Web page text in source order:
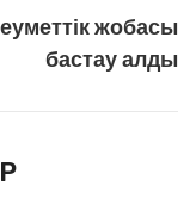
жобасы
бастау алды